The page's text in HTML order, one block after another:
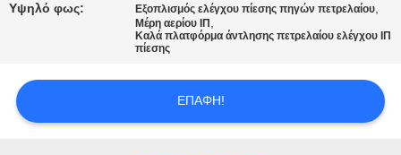
ΠΕΡΙΠΤΏΣΕΙΣ
Υψηλό φως: Εξοπλισμός ελέγχου πίεσης πηγών πετρελαίου,
Μέρη αερίου ΙΠ ,
Καλά πλατφόρμα άντλησης πετρελαίου ελέγχου ΙΠ
πίεσης
ΕΠΑΦΉ!